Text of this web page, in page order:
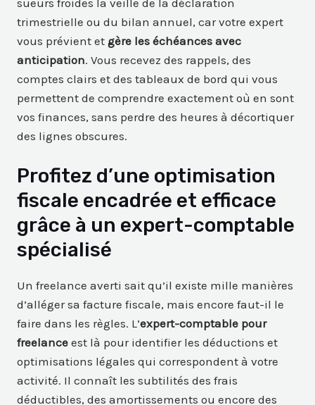
trimestrielle ou du bilan annuel, car votre expert
vous prévient etgère les échéances avec
anticipation. Vous recevez des rappels, des
comptes clairs et des tableaux de bord qui vous
permettent de comprendre exactement où en sont
vos finances, sans perdre des heures à décortiquer
des lignes obscures.
Profitez d’une optimisation
fiscale encadrée et efficace
grâce à un expert-comptable
spécialisé
Un freelance averti sait qu’il existe mille manières
d’alléger sa facture fiscale, mais encore faut-il le
faire dans les règles. L’expert-comptable pour
freelance est là pour identifier les déductions et
optimisations légales qui correspondent à votre
activité. Il connaît les subtilités des frais
déductibles, des amortissements ou encore des